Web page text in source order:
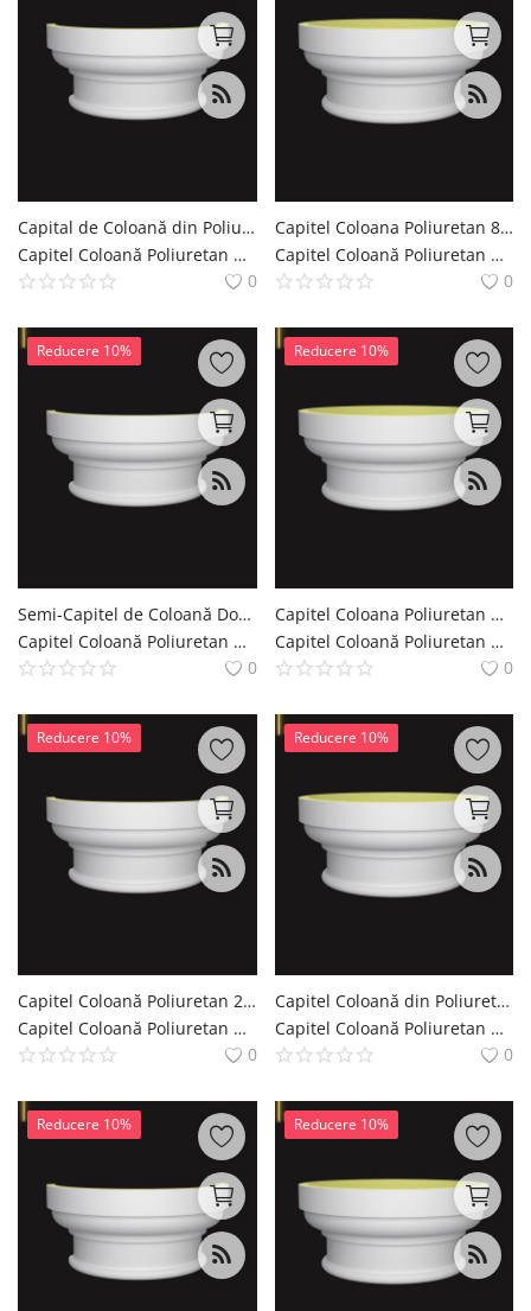
Capital de Coloană din Poliuretan 42x84x38 cm Motif Acanta
Capitel Coloană Poliuretan Coloana si Capitel Decoratiuni Casa polure
0
Capitel Coloana Poliuretan 84x84x38 cm cu Volute
Capitel Coloană Poliuretan Coloana si Capitel Decoratiuni Casa polure
0
Reducere 10%
Semi-Capitel de Coloană Doric din Poliuretan 35x70x32 cm
Capitel Coloană Poliuretan Coloana si Capitel Decoratiuni Casa polure
0
Reducere 10%
Capitel Coloana Poliuretan Model Clasic 70x70x32 cm
Capitel Coloană Poliuretan Coloana si Capitel Decoratiuni Casa polure
0
Reducere 10%
Capitel Coloană Poliuretan 28x56x25 cm Motive Acant
Capitel Coloană Poliuretan Coloana si Capitel Decoratiuni Casa polure
0
Reducere 10%
Capitel Coloană din Poliuretan 56x56x25 cm Decorativ
Capitel Coloană Poliuretan Coloana si Capitel Decoratiuni Casa polure
0
Reducere 10% Reducere 10%